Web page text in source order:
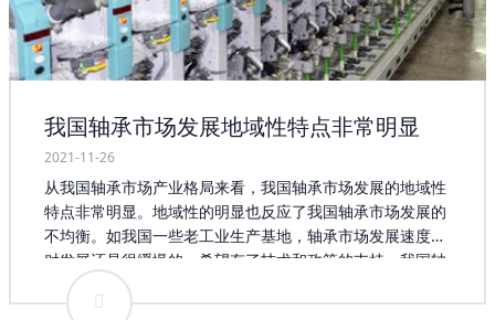
我国轴承市场发展地域性特点非常明显
2021-11-26
从我国轴承市场产业格局来看，我国轴承市场发展的地域性
特点非常明显。地域性的明显也反应了我国轴承市场发展的
不均衡。如我国一些老工业生产基地，轴承市场发展速度相
对发展还是很缓慢的。希望有了技术和政策的支持，我国轴
承市场创新能力越来越强，企业自身发展越来越好，在轴承
产业发展的过程中，中国既要加速弥补现实存在的短板，又